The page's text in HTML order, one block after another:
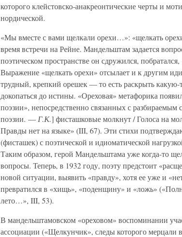
которого клейстовско-анакреонтические черты и
нордической.
«Мы вместе с вами щелкали орехи…»: «щелкать
время встречи на Рейне. Мандельштам задается
поэтическом пространстве он сдружился,
Выражение «щелкать орехи» отсылает и к другим
трудный, крепкий орешек — то есть раскрыть какую-
докопаться до истины. «Ореховая» метафорика
поэзии», непосредственно связанных с разбираемым
поэзии. — Г.К.] фисташковые молкнут / Голоса на
Правды нет на языке» (III, 67). Эти стихи
(фисташек) с поэтической и идиоматической
Таким образом, герой Мандельштама уже когда-то
вопросы. Теперь, в 1932 году, поэту предстоит
новой ситуации, выявить «правду», хотя ее уже и
превратился в «хищь», «поденщину» и «ложь»
лето…», III, 53).
В мандельштамовском «ореховом» воспоминании
ассоциации («Щелкунчик», следы которого мерцали